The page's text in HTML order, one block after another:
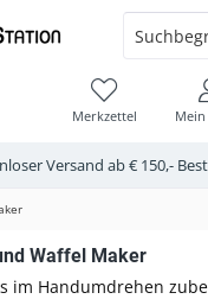
Versand ab € 150,-
Merkzettel
Waffel Maker
im Handumdrehen